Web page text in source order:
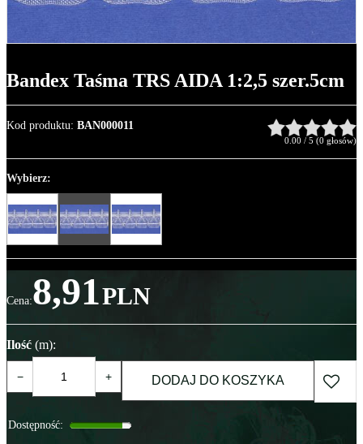
Bandex Taśma TRS AIDA 1:2,5 szer.5cm
Kod produktu: BAN000011
0.00 / 5 (0 głosów)
Wybierz:
Cena:8,91PLN
Ilość (m):
− + DODAJ DO KOSZYKA
Dostępność: